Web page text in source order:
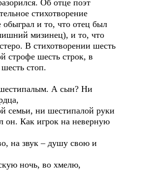
Об отце поэт
стихотворение
обыграл и то, что отец был
мизинец), и то, что
В стихотворении шесть
строфе шесть строк, в
стоп.
А сын? Ни
семьи, ни шестипалой руки
он. Как игрок на неверную
на звук – душу свою и
ночь, во хмелю,